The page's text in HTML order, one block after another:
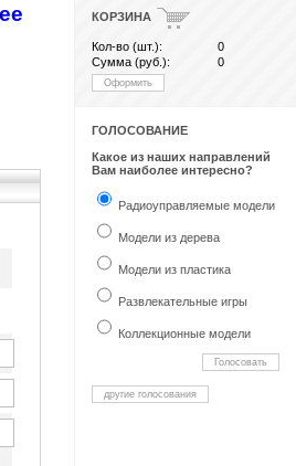
КОРЗИНА
Кол-во (шт.):
0
Сумма (руб.):
0
Оформить
ГОЛОСОВАНИЕ
Какое из наших направлений
Вам наиболее интересно?
Радиоуправляемые модели
Модели из дерева
Модели из пластика
Развлекательные игры
Коллекционные модели
Голосовать
другие голосования